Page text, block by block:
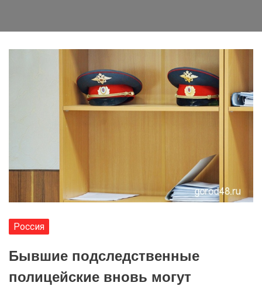
Россия
Бывшие подследственные
полицейские вновь могут